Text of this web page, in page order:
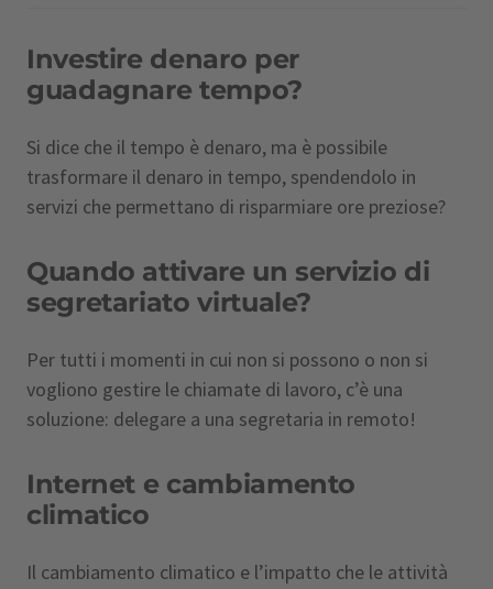
Investire denaro per
guadagnare tempo?
Si dice che il tempo è denaro, ma è possibile
trasformare il denaro in tempo, spendendolo in
servizi che permettano di risparmiare ore preziose?
Quando attivare un servizio di
segretariato virtuale?
Per tutti i momenti in cui non si possono o non si
vogliono gestire le chiamate di lavoro, c’è una
soluzione: delegare a una segretaria in remoto!
Internet e cambiamento
climatico
Il cambiamento climatico e l’impatto che le attività